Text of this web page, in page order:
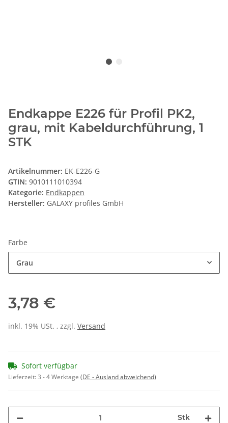
Endkappe E226 für Profil PK2,
grau, mit Kabeldurchführung, 1
STK
Artikelnummer: EK-E226-G
GTIN: 9010111010394
Kategorie: Endkappen
Hersteller: GALAXY profiles GmbH
Farbe
Grau
3,78 €
inkl. 19% USt. , zzgl. Versand
Sofort verfügbar
Lieferzeit:3 - 4 Werktage (DE - Ausland abweichend)
Stk